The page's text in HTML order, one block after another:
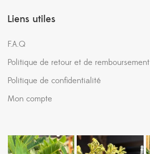
Liens utiles
F.A.Q
Politique de retour et de remboursement
Politique de confidentialité
Mon compte